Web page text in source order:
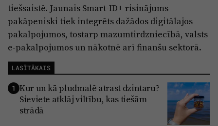
tiešsaistē. Jaunais Smart-ID+ risinājums
pakāpeniski tiek integrēts dažādos digitālajos
pakalpojumos, tostarp mazumtirdzniecībā, valsts
e-pakalpojumos un nākotnē arī finanšu sektorā.
LASĪTĀKAIS
1 Kur un kā pludmalē atrast dzintaru?
Sieviete atklāj viltību, kas tiešām
strādā